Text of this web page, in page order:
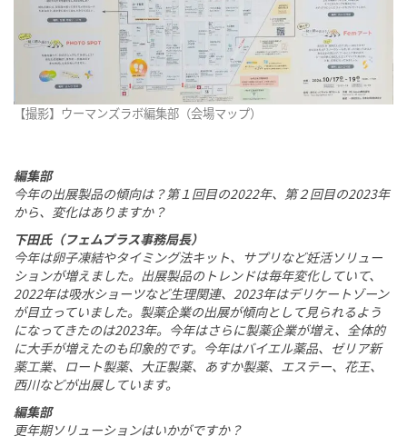
【撮影】ウーマンズラボ編集部（会場マップ）
編集部
今年の出展製品の傾向は？第１回目の2022年、第２回目の2023年
から、変化はありますか？
下田氏（フェムプラス事務局長）
今年は卵子凍結やタイミング法キット、サプリなど妊活ソリュー
ションが増えました。出展製品のトレンドは毎年変化していて、
2022年は吸水ショーツなど生理関連、2023年はデリケートゾーン
が目立っていました。製薬企業の出展が傾向として見られるよう
になってきたのは2023年。今年はさらに製薬企業が増え、全体的
に大手が増えたのも印象的です。今年はバイエル薬品、ゼリア新
薬工業、ロート製薬、大正製薬、あすか製薬、エステー、花王、
西川などが出展しています。
編集部
更年期ソリューションはいかがですか？